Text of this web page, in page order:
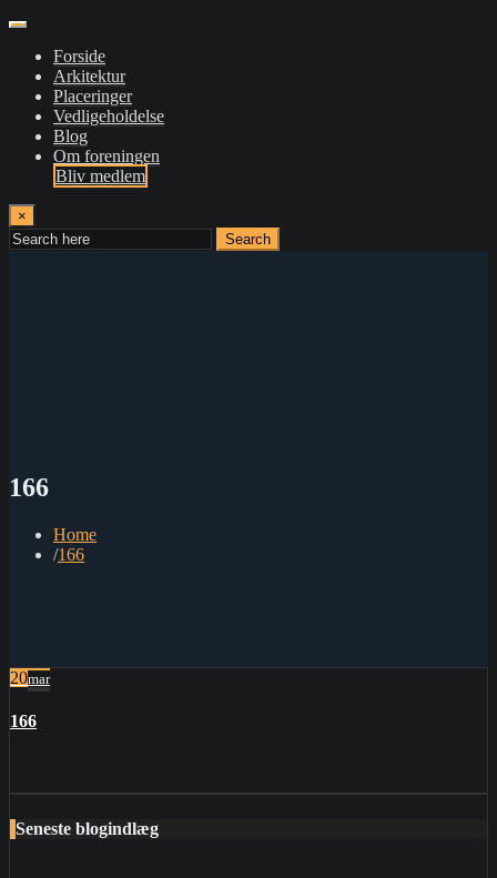
Forside
Arkitektur
Placeringer
Vedligeholdelse
Blog
Om foreningen
Bliv medlem
×
Search
166
Home
166
20mar
166
Seneste blogindlæg